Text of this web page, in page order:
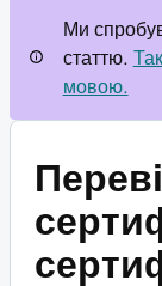
Ми
статтю.
мовою.